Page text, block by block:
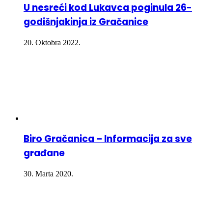
U nesreći kod Lukavca poginula 26-
godišnjakinja iz Gračanice
20. Oktobra 2022.
Biro Gračanica – Informacija za sve
građane
30. Marta 2020.